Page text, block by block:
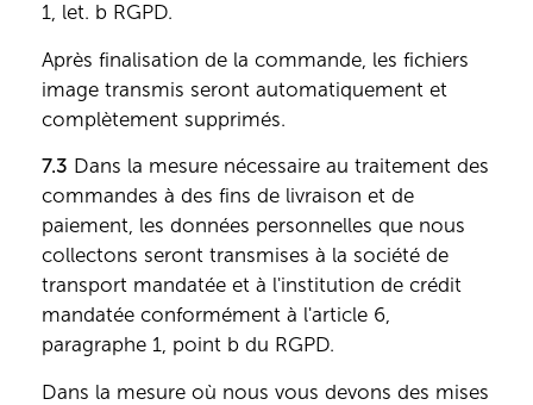
1, let. b RGPD.
Après finalisation de la commande, les fichiers
image transmis seront automatiquement et
complètement supprimés.
7.3 Dans la mesure nécessaire au traitement des
commandes à des fins de livraison et de
paiement, les données personnelles que nous
collectons seront transmises à la société de
transport mandatée et à l'institution de crédit
mandatée conformément à l'article 6,
paragraphe 1, point b du RGPD.
Dans la mesure où nous vous devons des mises